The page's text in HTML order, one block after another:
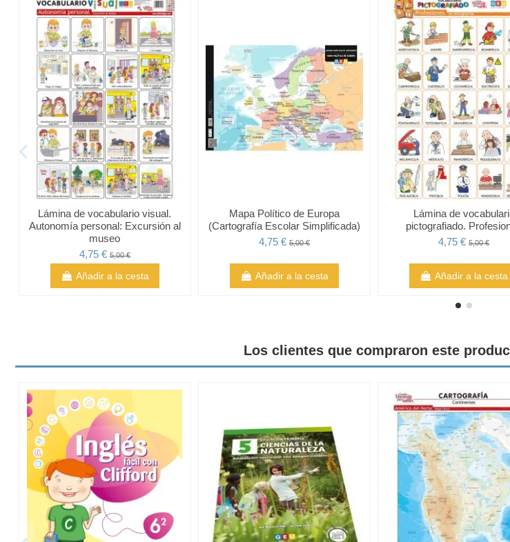
Lámina de vocabulario visual.
Autonomía personal: Excursión al
museo
4,75 € 5,00 €
Añadir a la cesta
Mapa Político de Europa
(Cartografía Escolar Simplificada)
4,75 € 5,00 €
Añadir a la cesta
Lámina de
pictografiado.
4,75 €5,00 €
Añadir a la cesta
Los clientes que compraron este